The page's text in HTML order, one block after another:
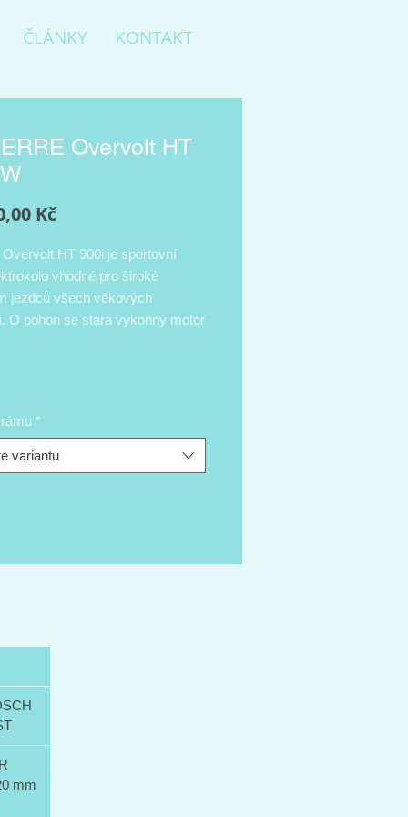
ČLÁNKY KONTAKT
Overvolt HT
KčCena
Overvolt HT 900i je sportovní
vhodné pro široké
jezdců všech věkových
O pohon se stará výkonný motor
500 Wh. Rám z
slitiny Supreme 5 je osazen
Shimano Deore s 1x10
středový motor v nabídce
Navíc má v sobě
nabíjet i mobilní telefon.
rámová baterie PowerTube
500Wh, díky které se dojezd
pohybuje v rozmezí 80 až
v závislosti na zvoleném stupni
*
variantu
mm